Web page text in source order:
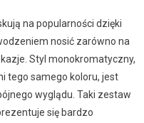
na popularności dzięki
nosić zarówno na
Styl monokromatyczny,
tego samego koloru, jest
wyglądu. Taki zestaw
się bardzo